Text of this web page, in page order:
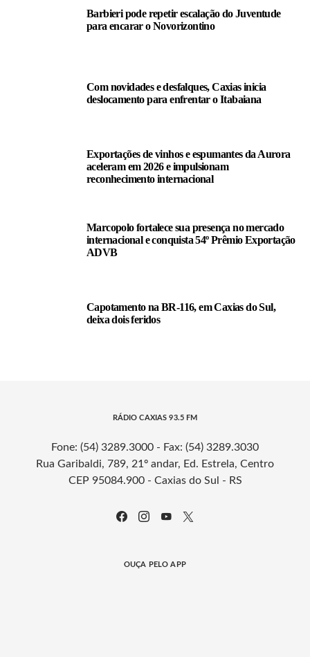
Barbieri pode repetir escalação do Juventude
para encarar o Novorizontino
Com novidades e desfalques, Caxias inicia
deslocamento para enfrentar o Itabaiana
Exportações de vinhos e espumantes da Aurora
aceleram em 2026 e impulsionam
reconhecimento internacional
Marcopolo fortalece sua presença no mercado
internacional e conquista 54º Prêmio Exportação
ADVB
Capotamento na BR-116, em Caxias do Sul,
deixa dois feridos
RÁDIO CAXIAS 93.5 FM
Fone: (54) 3289.3000 - Fax: (54) 3289.3030
Rua Garibaldi, 789, 21º andar, Ed. Estrela, Centro
CEP 95084.900 - Caxias do Sul - RS
OUÇA PELO APP